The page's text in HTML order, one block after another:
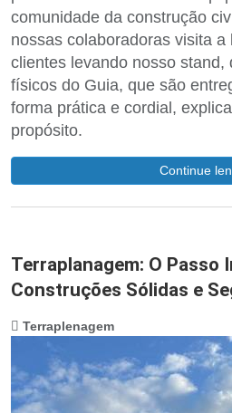
comunidade da construção
nossas colaboradoras visita
clientes levando nosso stand,
físicos do Guia, que são
forma prática e cordial,
propósito.
Continue
Terraplanagem: O Passo
Construções Sólidas e
Terraplenagem